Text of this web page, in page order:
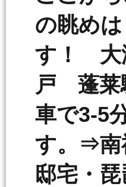
の眺め
す！ 大
戸 蓬莱
車で3-5
す。⇒南
邸宅・